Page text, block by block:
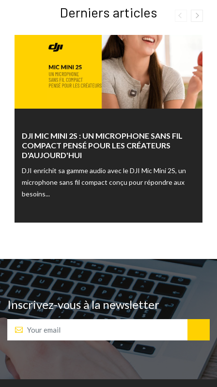
Derniers articles
DJI MIC MINI 2S : UN MICROPHONE SANS FIL
COMPACT PENSÉ POUR LES CRÉATEURS
D'AUJOURD'HUI
DJI enrichit sa gamme audio avec le DJI Mic Mini 2S, un
microphone sans fil compact conçu pour répondre aux
besoins...
Inscrivez-vous à la newsletter